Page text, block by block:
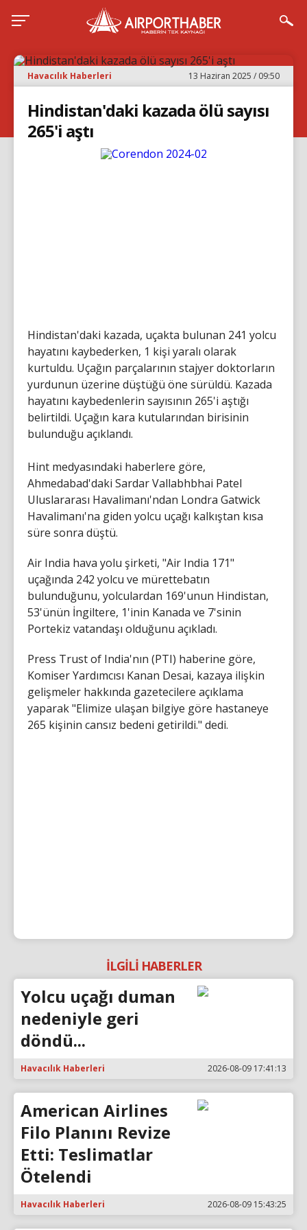
Havacılık Haberleri 13 Haziran 2025 / 09:50
Hindistan'daki kazada ölü sayısı
265'i aştı
Hindistan'daki kazada, uçakta bulunan 241 yolcu
hayatını kaybederken, 1 kişi yaralı olarak
kurtuldu. Uçağın parçalarının stajyer doktorların
yurdunun üzerine düştüğü öne sürüldü. Kazada
hayatını kaybedenlerin sayısının 265'i aştığı
belirtildi. Uçağın kara kutularından birisinin
bulunduğu açıklandı.
Hint medyasındaki haberlere göre,
Ahmedabad'daki Sardar Vallabhbhai Patel
Uluslararası Havalimanı'ndan Londra Gatwick
Havalimanı'na giden yolcu uçağı kalkıştan kısa
süre sonra düştü.
Air India hava yolu şirketi, "Air India 171"
uçağında 242 yolcu ve mürettebatın
bulunduğunu, yolculardan 169'unun Hindistan,
53'ünün İngiltere, 1'inin Kanada ve 7'sinin
Portekiz vatandaşı olduğunu açıkladı.
Press Trust of India'nın (PTI) haberine göre,
Komiser Yardımcısı Kanan Desai, kazaya ilişkin
gelişmeler hakkında gazetecilere açıklama
yaparak "Elimize ulaşan bilgiye göre hastaneye
265 kişinin cansız bedeni getirildi." dedi.
İLGİLİ HABERLER
Yolcu uçağı duman
nedeniyle geri
döndü...
Havacılık Haberleri 2026-08-09 17:41:13
American Airlines
Filo Planını Revize
Etti: Teslimatlar
Ötelendi
Havacılık Haberleri 2026-08-09 15:43:25